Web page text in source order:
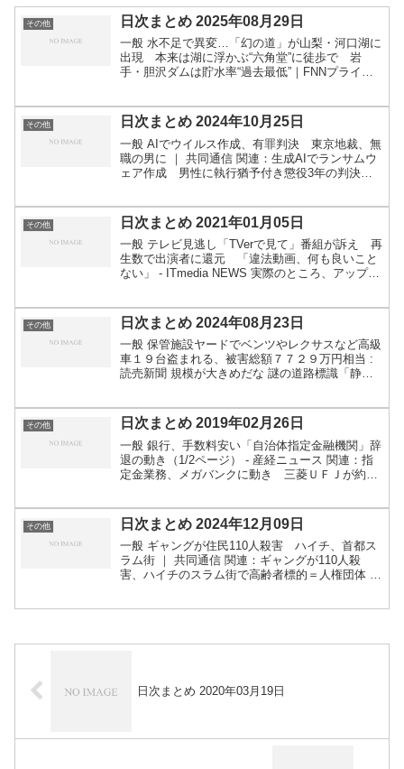
その他 日次まとめ 2025年08月29日
一般 水不足で異変…「幻の道」が山梨・河口湖に
出現 本来は湖に浮かぶ“六角堂”に徒歩で 岩
手・胆沢ダムは貯水率“過去最低”｜FNNプライム
取り組み...
その他 日次まとめ 2024年10月25日
一般 AIでウイルス作成、有罪判決 東京地裁、無
職の男に ｜ 共同通信 関連：生成AIでランサムウ
ェア作成 男性に執行猶予付き懲役3年の判決
(1...
その他 日次まとめ 2021年01月05日
一般 テレビ見逃し「TVerで見て」番組が訴え 再
生数で出演者に還元 「違法動画、何も良いこと
ない」 - ITmedia NEWS 実際のところ、アップロ
その他 日次まとめ 2024年08月23日
一般 保管施設ヤードでベンツやレクサスなど高級
車１９台盗まれる、被害総額７７２９万円相当 :
読売新聞 規模が大きめだな 謎の道路標識「静か
のか |...
その他 日次まとめ 2019年02月26日
一般 銀行、手数料安い「自治体指定金融機関」辞
退の動き（1/2ページ） - 産経ニュース 関連：指
定金業務、メガバンクに動き 三菱ＵＦＪが約１
その他 日次まとめ 2024年12月09日
一般 ギャングが住民110人殺害 ハイチ、首都ス
ラム街 ｜ 共同通信 関連：ギャングが110人殺
害、ハイチのスラム街で高齢者標的＝人権団体 |
日次まとめ 2020年03月19日